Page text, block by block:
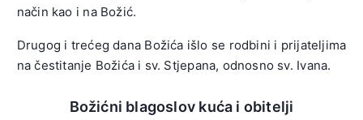
način kao i na Božić.
Drugog i trećeg dana Božića išlo se rodbini i prijateljima
na čestitanje Božića i sv. Stjepana, odnosno sv. Ivana.
Božićni blagoslov kuća i obitelji